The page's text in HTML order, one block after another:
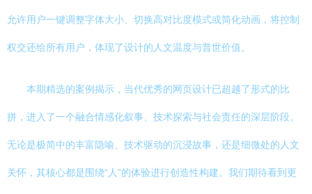
允许用户一键调整字体大小、切换高对比度模式或简化动画，将控制
权交还给所有用户，体现了设计的人文温度与普世价值。
本期精选的案例揭示，当代优秀的网页设计已超越了形式的比
拼，进入了一个融合情感化叙事、技术探索与社会责任的深层阶段。
无论是极简中的丰富隐喻、技术驱动的沉浸故事，还是细微处的人文
关怀，其核心都是围绕“人”的体验进行创造性构建。我们期待看到更